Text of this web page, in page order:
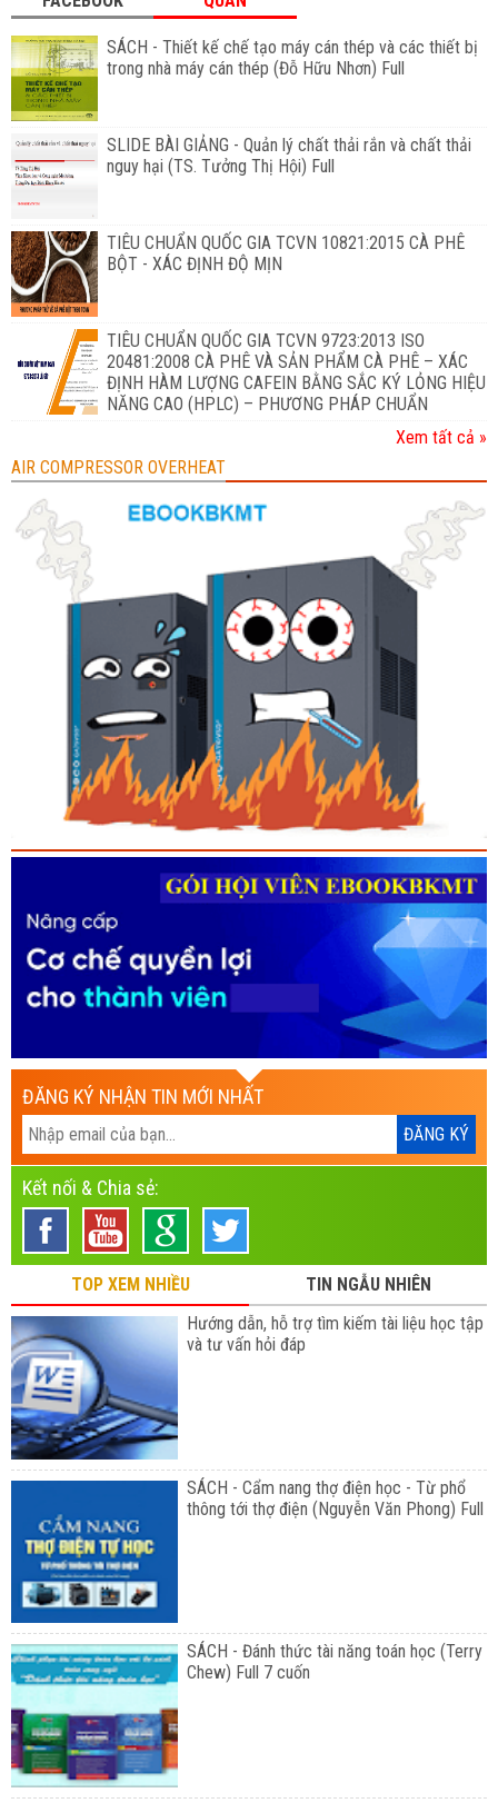
SÁCH - Thiết kế chế tạo máy cán thép và các thiết bị
trong nhà máy cán thép (Đỗ Hữu Nhơn) Full
SLIDE BÀI GIẢNG - Quản lý chất thải rắn và chất thải
nguy hại (TS. Tưởng Thị Hội) Full
TIÊU CHUẨN QUỐC GIA TCVN 10821:2015 CÀ PHÊ
BỘT - XÁC ĐỊNH ĐỘ MỊN
TIÊU CHUẨN QUỐC GIA TCVN 9723:2013 ISO
20481:2008 CÀ PHÊ VÀ SẢN PHẨM CÀ PHÊ – XÁC
ĐỊNH HÀM LƯỢNG CAFEIN BẰNG SẮC KÝ LỎNG HIỆU
NĂNG CAO (HPLC) – PHƯƠNG PHÁP CHUẨN
Xem tất cả »
AIR COMPRESSOR OVERHEAT
ĐĂNG KÝ NHẬN TIN MỚI NHẤT
Kết nối & Chia sẻ:
TOP XEM NHIỀU
TIN NGẪU NHIÊN
Hướng dẫn, hỗ trợ tìm kiếm tài liệu học tập
và tư vấn hỏi đáp
SÁCH - Cẩm nang thợ điện học - Từ phổ
thông tới thợ điện (Nguyễn Văn Phong) Full
SÁCH - Đánh thức tài năng toán học (Terry
Chew) Full 7 cuốn